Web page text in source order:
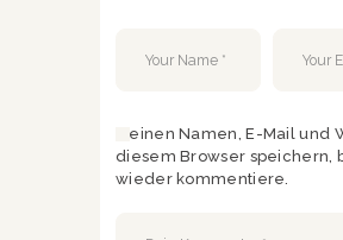
Meinen Namen, E-Mail und
diesem Browser speichern,
wieder kommentiere.